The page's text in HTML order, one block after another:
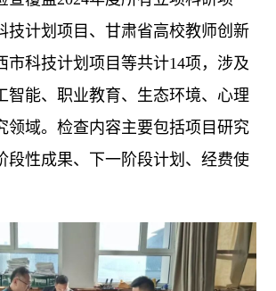
技计划项目、甘肃省高校教师创新
市科技计划项目等共计14项，涉及
智能、职业教育、生态环境、心理
领域。检查内容主要包括项目研究
段性成果、下一阶段计划、经费使